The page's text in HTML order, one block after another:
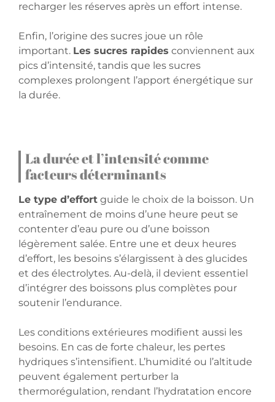
recharger les réserves après un effort intense.
Enfin, l’origine des sucres joue un rôle
important. Les sucres rapides conviennent aux
pics d’intensité, tandis que les sucres
complexes prolongent l’apport énergétique sur
la durée.
La durée et l’intensité comme
facteurs déterminants
Le type d’effort guide le choix de la boisson. Un
entraînement de moins d’une heure peut se
contenter d’eau pure ou d’une boisson
légèrement salée. Entre une et deux heures
d’effort, les besoins s’élargissent à des glucides
et des électrolytes. Au-delà, il devient essentiel
d’intégrer des boissons plus complètes pour
soutenir l’endurance.
Les conditions extérieures modifient aussi les
besoins. En cas de forte chaleur, les pertes
hydriques s’intensifient. L’humidité ou l’altitude
peuvent également perturber la
thermorégulation, rendant l’hydratation encore